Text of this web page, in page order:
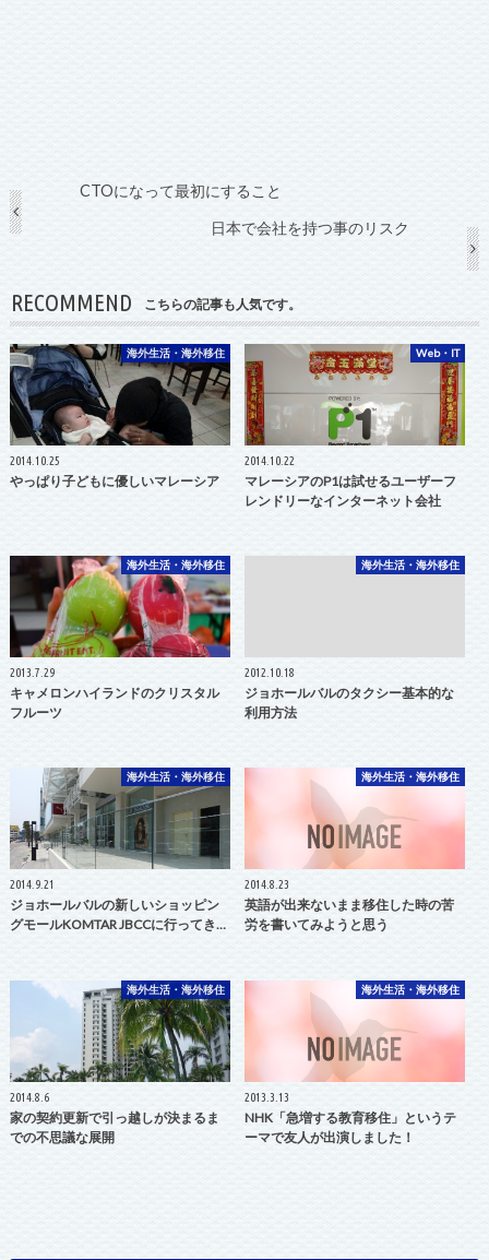
CTOになって最初にすること
日本で会社を持つ事のリスク
RECOMMEND こちらの記事も人気です。
海外生活・海外移住
2014.10.25
やっぱり子どもに優しいマレーシア
Web・IT
2014.10.22
マレーシアのP1は試せるユーザーフ
レンドリーなインターネット会社
海外生活・海外移住
2013.7.29
キャメロンハイランドのクリスタル
フルーツ
海外生活・海外移住
2012.10.18
ジョホールバルのタクシー基本的な
利用方法
海外生活・海外移住
2014.9.21
ジョホールバルの新しいショッピン
グモールKOMTAR JBCCに行ってき…
海外生活・海外移住
2014.8.23
英語が出来ないまま移住した時の苦
労を書いてみようと思う
海外生活・海外移住
2014.8.6
家の契約更新で引っ越しが決まるま
での不思議な展開
海外生活・海外移住
2013.3.13
NHK「急増する教育移住」というテ
ーマで友人が出演しました！